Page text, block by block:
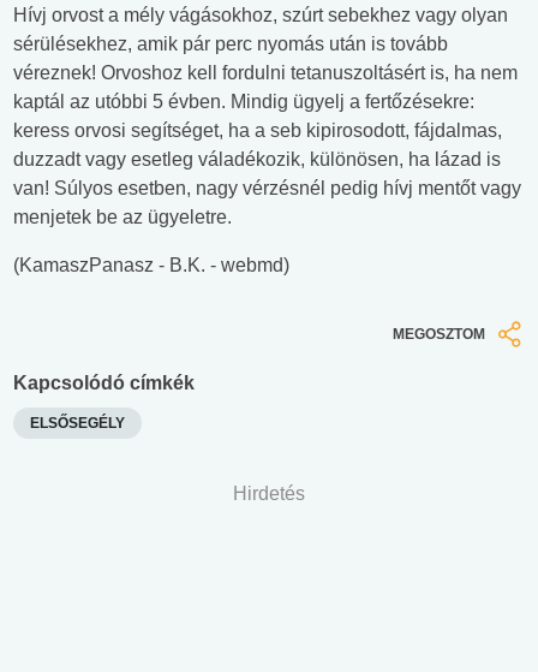
Hívj orvost a mély vágásokhoz, szúrt sebekhez vagy olyan
sérülésekhez, amik pár perc nyomás után is tovább
véreznek! Orvoshoz kell fordulni tetanuszoltásért is, ha nem
kaptál az utóbbi 5 évben. Mindig ügyelj a fertőzésekre:
keress orvosi segítséget, ha a seb kipirosodott, fájdalmas,
duzzadt vagy esetleg váladékozik, különösen, ha lázad is
van! Súlyos esetben, nagy vérzésnél pedig hívj mentőt vagy
menjetek be az ügyeletre.
(KamaszPanasz - B.K. - webmd)
MEGOSZTOM
Kapcsolódó címkék
ELSŐSEGÉLY
Hirdetés